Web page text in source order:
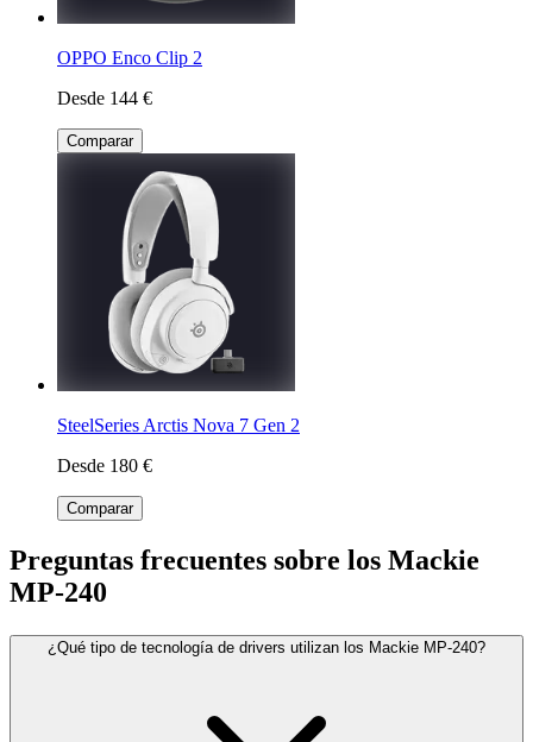
OPPO Enco Clip 2
Desde 144 €
Comparar
SteelSeries Arctis Nova 7 Gen 2
Desde 180 €
Comparar
Preguntas frecuentes sobre los Mackie
MP-240
¿Qué tipo de tecnología de drivers utilizan los Mackie MP-240?